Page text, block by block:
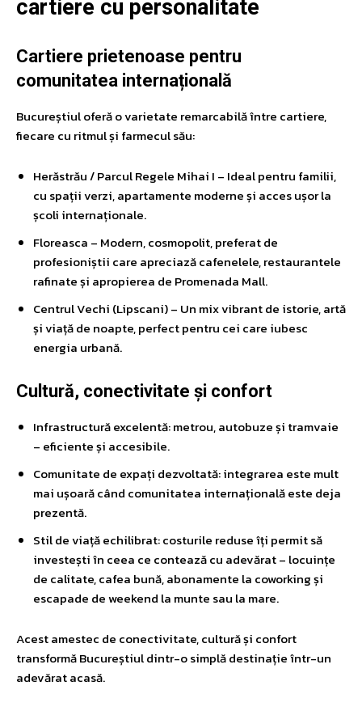
cartiere cu personalitate
Cartiere prietenoase pentru
comunitatea internațională
Bucureștiul oferă o varietate remarcabilă între cartiere,
fiecare cu ritmul și farmecul său:
Herăstrău / Parcul Regele Mihai I – Ideal pentru familii,
cu spații verzi, apartamente moderne și acces ușor la
școli internaționale.
Floreasca – Modern, cosmopolit, preferat de
profesioniștii care apreciază cafenelele, restaurantele
rafinate și apropierea de Promenada Mall.
Centrul Vechi (Lipscani) – Un mix vibrant de istorie, artă
și viață de noapte, perfect pentru cei care iubesc
energia urbană.
Cultură, conectivitate și confort
Infrastructură excelentă: metrou, autobuze și tramvaie
– eficiente și accesibile.
Comunitate de expați dezvoltată: integrarea este mult
mai ușoară când comunitatea internațională este deja
prezentă.
Stil de viață echilibrat: costurile reduse îți permit să
investești în ceea ce contează cu adevărat – locuințe
de calitate, cafea bună, abonamente la coworking și
escapade de weekend la munte sau la mare.
Acest amestec de conectivitate, cultură și confort
transformă Bucureștiul dintr-o simplă destinație într-un
adevărat acasă.